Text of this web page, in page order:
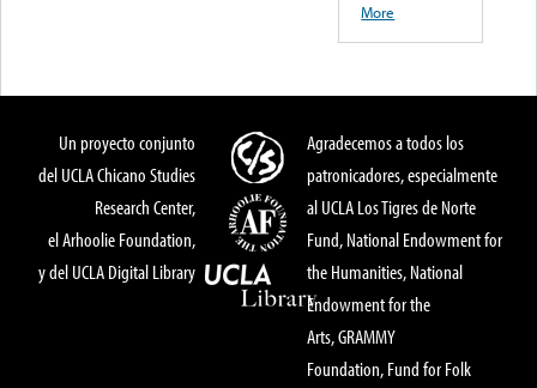
More
Un proyecto conjunto
del UCLA Chicano Studies
Research Center,
el Arhoolie Foundation,
y del UCLA Digital Library
Agradecemos a todos los
patronicadores, especialmente
al UCLA Los Tigres de Norte
Fund, National Endowment for
the Humanities, National
Endowment for the
Arts, GRAMMY
Foundation, Fund for Folk